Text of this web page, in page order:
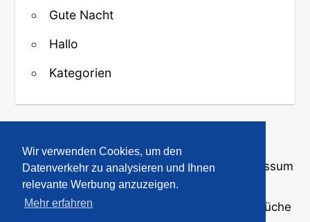
Wir verwenden Cookies, um den
Datenverkehr zu analysieren und Ihnen
relevante Werbung anzuzeigen.
Mehr erfahren
Gute Nacht
Hallo
Kategorien
↑ Zurück zum Anfang
Über uns·Kontakt·Datenschutz Impressum
© 2008-2026
· Bilder und Sprüche